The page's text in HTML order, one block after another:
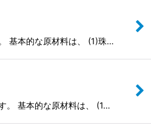
基本的な原材料は、 (1)珠…
。 基本的な原材料は、 (1…